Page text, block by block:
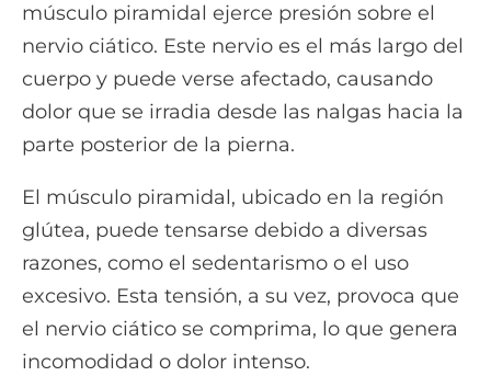
músculo piramidal ejerce presión sobre el
nervio ciático. Este nervio es el más largo del
cuerpo y puede verse afectado, causando
dolor que se irradia desde las nalgas hacia la
parte posterior de la pierna.
El músculo piramidal, ubicado en la región
glútea, puede tensarse debido a diversas
razones, como el sedentarismo o el uso
excesivo. Esta tensión, a su vez, provoca que
el nervio ciático se comprima, lo que genera
incomodidad o dolor intenso.